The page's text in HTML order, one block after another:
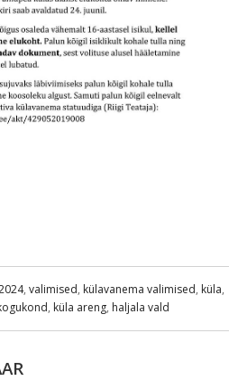
, valimised, külavanema valimised, küla,
, küla areng, haljala vald